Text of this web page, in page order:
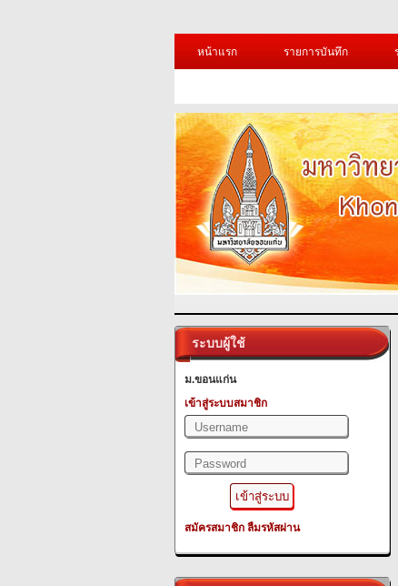
หน้าแรก
รายการบันทึก
ระบบผู้ใช้
ม.ขอนแก่น
เข้าสู่ระบบสมาชิก
สมัครสมาชิก ลืมรหัสผ่าน